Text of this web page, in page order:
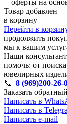
оферты на
Товар добавлен
в корзину
Перейти в
продолжить
мы к вашим
Наши
помочь: от
ювелирных
📞 8 (969)200-26-
Заказать
Написать в
Написать в
Написать e-mail